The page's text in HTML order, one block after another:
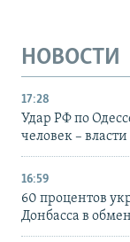
НОВОСТИ
17:28
Удар РФ по
человек – власти
16:59
60 процентов
Донбасса в